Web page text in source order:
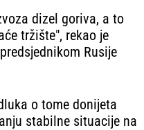
dizel goriva, a to
tržište", rekao je
Rusije
o tome donijeta
stabilne situacije na